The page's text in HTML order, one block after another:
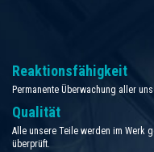
Reaktionsfähigkeit
Permanente Überwachung aller
Qualität
Alle unsere Teile werden im Werk
überprüft.